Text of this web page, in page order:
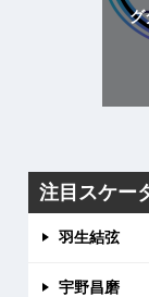
グ
注目スケー
羽生結弦
宇野昌磨